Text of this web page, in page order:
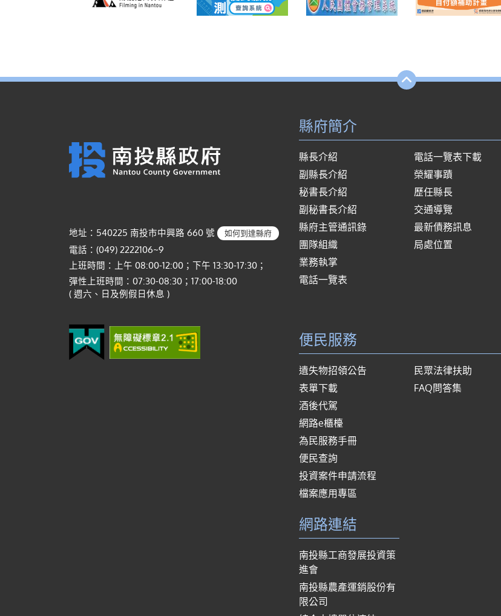
地址：540225 南投市中興路 660 號 如何到達縣府
電話：(049) 2222106~9
上班時間：上午 08:00-12:00；下午 13:30-17:30；
彈性上班時間：07:30-08:30；17:00-18:00
( 週六、日及例假日休息 )
縣府簡介
縣長介紹
副縣長介紹
秘書長介紹
副秘書長介紹
縣府主管通訊錄
團隊組織
業務執掌
電話一覽表
電話一覽表下載
榮耀事蹟
歷任縣長
交通導覽
最新債務訊息
局處位置
便民服務
遺失物招領公告
表單下載
酒後代駕
網路e櫃檯
為民服務手冊
便民查詢
投資案件申請流程
檔案應用專區
民眾法律扶助
FAQ問答集
網路連結
南投縣工商發展投資策
進會
南投縣農產運銷股份有
限公司